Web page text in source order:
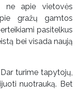
ne apie vietovės
gražų gamtos
pasitelkus
bei visada naują
turime tapytojų,
nuotrauką. Bet